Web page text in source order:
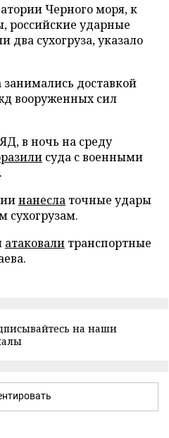
Черного моря, к
российские ударные
два сухогруза, указало
доставкой
вооруженных сил
в ночь на среду
суда с военными
нанесла точные удары
сухогрузам.
атаковали транспортные
на наши